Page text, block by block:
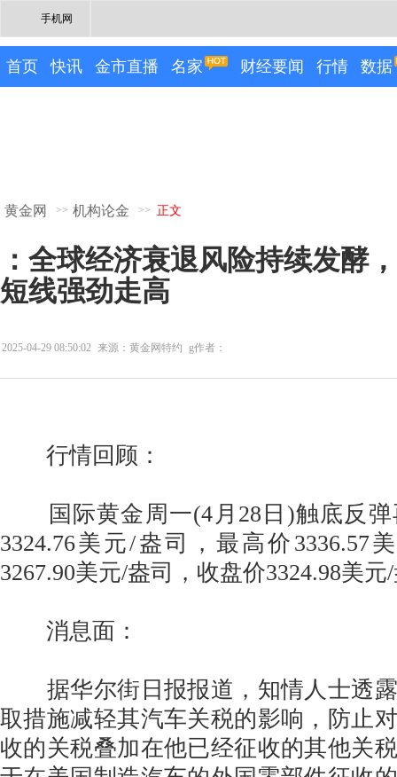
手机网
首页 快讯 金市直播 名家 财经要闻 行情 数据
黄金网 >> 机构论金 >> 正文
：全球经济衰退风险持续发酵
短线强劲走高
2025-04-29 08:50:02 来源：黄金网特约 g作者：
行情回顾：
国际黄金周一(4月28日)触底反弹
3324.76美元/盎司，最高价3336.57
3267.90美元/盎司，收盘价3324.98美元
消息面：
据华尔街日报报道，知情人士透露
取措施减轻其汽车关税的影响，防止
收的关税叠加在他已经征收的其他关